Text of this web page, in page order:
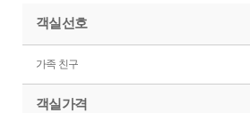
객실선호
가족 친구
객실가격